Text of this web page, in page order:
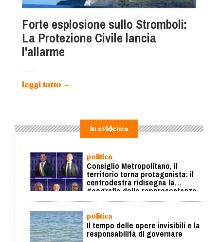
Forte esplosione sullo Stromboli:
La Protezione Civile lancia
l'allarme
leggi tutto →
in evidenza
politica
Consiglio Metropolitano, il
territorio torna protagonista: il
centrodestra ridisegna la
geografia della rappresentanza
politica
Il tempo delle opere invisibili e la
responsabilità di governare